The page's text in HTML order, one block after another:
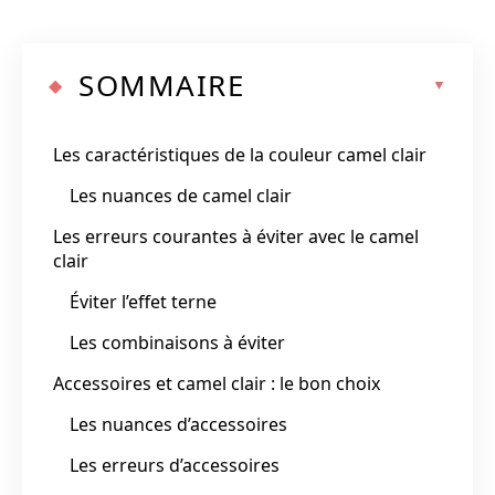
SOMMAIRE
Les caractéristiques de la couleur camel clair
Les nuances de camel clair
Les erreurs courantes à éviter avec le camel
clair
Éviter l’effet terne
Les combinaisons à éviter
Accessoires et camel clair : le bon choix
Les nuances d’accessoires
Les erreurs d’accessoires